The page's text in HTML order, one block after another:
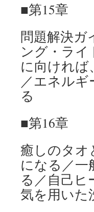
■第15章
問題解決
ング・ライ
に向けれ
／エネル
る
■第16章
癒しのタオ
になる／一
る／自己ヒ
気を用いた